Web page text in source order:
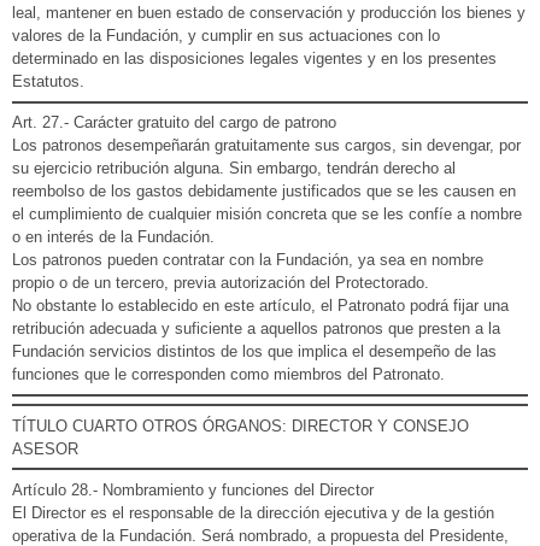
leal, mantener en buen estado de conservación y producción los bienes y
valores de la Fundación, y cumplir en sus actuaciones con lo
determinado en las disposiciones legales vigentes y en los presentes
Estatutos.
Art. 27.- Carácter gratuito del cargo de patrono
Los patronos desempeñarán gratuitamente sus cargos, sin devengar, por
su ejercicio retribución alguna. Sin embargo, tendrán derecho al
reembolso de los gastos debidamente justificados que se les causen en
el cumplimiento de cualquier misión concreta que se les confíe a nombre
o en interés de la Fundación.
Los patronos pueden contratar con la Fundación, ya sea en nombre
propio o de un tercero, previa autorización del Protectorado.
No obstante lo establecido en este artículo, el Patronato podrá fijar una
retribución adecuada y suficiente a aquellos patronos que presten a la
Fundación servicios distintos de los que implica el desempeño de las
funciones que le corresponden como miembros del Patronato.
TÍTULO CUARTO OTROS ÓRGANOS: DIRECTOR Y CONSEJO
ASESOR
Artículo 28.- Nombramiento y funciones del Director
El Director es el responsable de la dirección ejecutiva y de la gestión
operativa de la Fundación. Será nombrado, a propuesta del Presidente,